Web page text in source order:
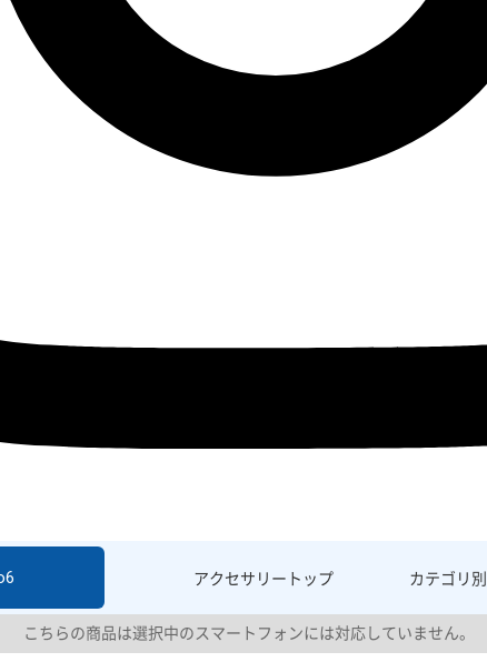
アクセサリー トップ カテゴリ別
こちらの商品は選択中のスマートフォンには対応していません。